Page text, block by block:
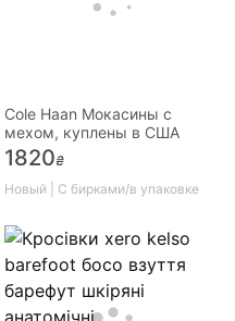
Cole Haan Мокасины с
мехом, куплены в США
1820₴
Новый | С бирками/в упаковке